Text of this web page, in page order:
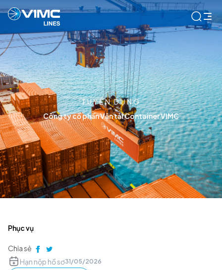
TUYỂN DỤNG
Công ty cổ phần Vận tải Container VIMC
Phục vụ
Chia sẻ
Hạn nộp hồ sơ31/05/2026